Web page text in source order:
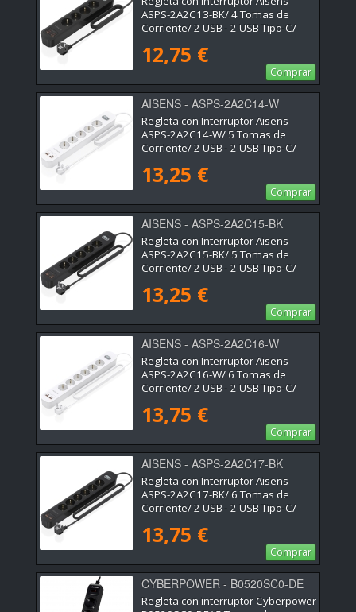
ASPS-2A2C13-BK/ 4 Tomas de
Corriente/ 2 USB - 2 USB Tipo-C/
12,75 €
Comprar
AISENS - ASPS-2A2C14-W
Regleta con Interruptor Aisens
ASPS-2A2C14-W/ 5 Tomas de
Corriente/ 2 USB - 2 USB Tipo-C/
13,25 €
Comprar
AISENS - ASPS-2A2C15-BK
Regleta con Interruptor Aisens
ASPS-2A2C15-BK/ 5 Tomas de
Corriente/ 2 USB - 2 USB Tipo-C/
13,25 €
Comprar
AISENS - ASPS-2A2C16-W
Regleta con Interruptor Aisens
ASPS-2A2C16-W/ 6 Tomas de
Corriente/ 2 USB - 2 USB Tipo-C/
13,75 €
Comprar
AISENS - ASPS-2A2C17-BK
Regleta con Interruptor Aisens
ASPS-2A2C17-BK/ 6 Tomas de
Corriente/ 2 USB - 2 USB Tipo-C/
13,75 €
Comprar
CYBERPOWER - B0520SC0-DE
Regleta con interruptor Cyberpower